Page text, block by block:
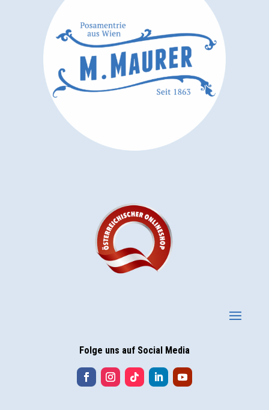
Folge uns auf Social Media